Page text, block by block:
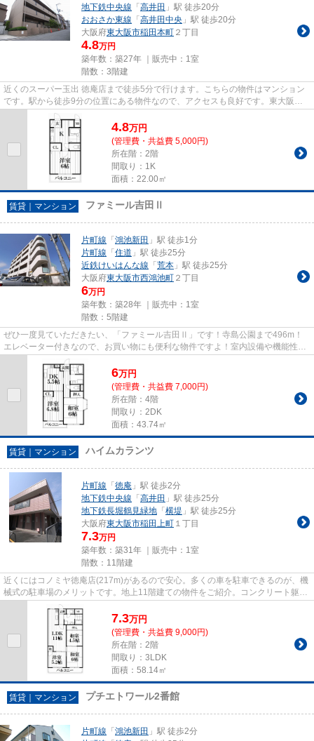
地下鉄中央線 「 高井田 」駅 徒歩20分
おおさか東線 「 高井田中央 」駅 徒歩20分
大阪府東大阪市稲田本町 ２丁目
4.8万円
築年数：築27年 ｜販売中： 1室
階数：3階建
近くのスーパー玉出 徳庵店まで徒歩5分で行けます。こちらの物件はマンション
です。駅から徒歩9分の位置にある物件なので、アクセスも良好です。東大阪市
エリアの物件情報を数多く取り...
4.8万円
(管理費・共益費 5,000円)
所在階：2階
間取り：1K
面積：22.00㎡
賃貸｜マンション ファミール吉田Ⅱ
片町線 「 鴻池新田 」駅 徒歩1分
片町線 「 住道 」駅 徒歩25分
近鉄けいはんな線 「 荒本 」駅 徒歩25分
大阪府東大阪市西鴻池町 ２丁目
6万円
築年数：築28年 ｜販売中： 1室
階数：5階建
ぜひ一度見ていただきたい、「ファミール吉田Ⅱ」です！寺島公園まで496m！
エレベーター付きなので、お買い物にも便利な物件ですよ！室内設備や機能性に
こだわったマンション物件です！...
6万円
(管理費・共益費 7,000円)
所在階：4階
間取り：2DK
面積：43.74㎡
賃貸｜マンション ハイムカランツ
片町線 「 徳庵 」駅 徒歩2分
地下鉄中央線 「 高井田 」駅 徒歩25分
地下鉄長堀鶴見緑地 「 横堤 」駅 徒歩25分
大阪府東大阪市稲田上町 １丁目
7.3万円
築年数：築31年 ｜販売中： 1室
階数：11階建
近くにはコノミヤ徳庵店(217m)があるので安心。多くの車を駐車できるのが、機
械式の駐車場のメリットです。地上11階建ての物件をご紹介。コンクリート躯体
で隙間がなく、気密性や断熱...
7.3万円
(管理費・共益費 9,000円)
所在階：2階
間取り：3LDK
面積：58.14㎡
賃貸｜マンション プチエトワール2番館
片町線 「 鴻池新田 」駅 徒歩2分